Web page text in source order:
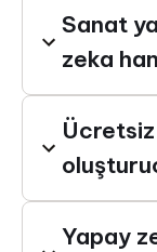
Sanat
zeka
Yapay